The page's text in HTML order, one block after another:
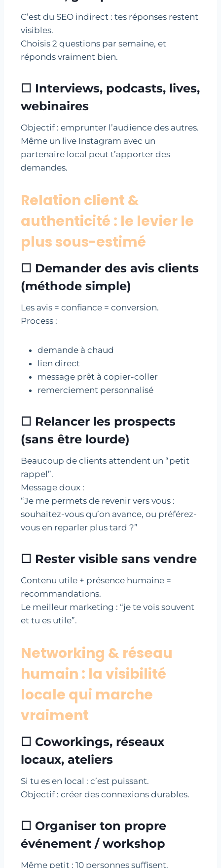
C’est du SEO indirect : tes réponses restent
visibles.
Choisis 2 questions par semaine, et
réponds vraiment bien.
☐ Interviews, podcasts, lives,
webinaires
Objectif : emprunter l’audience des autres.
Même un live Instagram avec un
partenaire local peut t’apporter des
demandes.
Relation client &
authenticité : le levier le
plus sous-estimé
☐ Demander des avis clients
(méthode simple)
Les avis = confiance = conversion.
Process :
demande à chaud
lien direct
message prêt à copier-coller
remerciement personnalisé
☐ Relancer les prospects
(sans être lourde)
Beaucoup de clients attendent un “petit
rappel”.
Message doux :
“Je me permets de revenir vers vous :
souhaitez-vous qu’on avance, ou préférez-
vous en reparler plus tard ?”
☐ Rester visible sans vendre
Contenu utile + présence humaine =
recommandations.
Le meilleur marketing : “je te vois souvent
et tu es utile”.
Networking & réseau
humain : la visibilité
locale qui marche
vraiment
☐ Coworkings, réseaux
locaux, ateliers
Si tu es en local : c’est puissant.
Objectif : créer des connexions durables.
☐ Organiser ton propre
événement / workshop
Même petit : 10 personnes suffisent.